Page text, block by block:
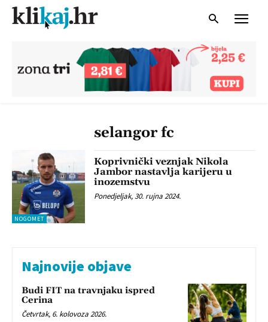
selangor fc
NOGOMET
Koprivnički veznjak Nikola
Jambor nastavlja karijeru u
inozemstvu
Ponedjeljak, 30. rujna 2024.
Najnovije objave
Budi FIT na travnjaku ispred
Cerina
Četvrtak, 6. kolovoza 2026.